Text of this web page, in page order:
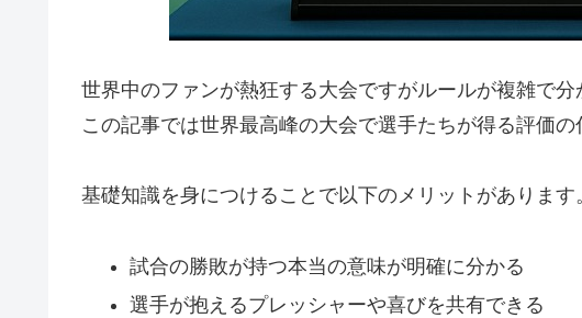
世界中のファンが熱狂する大会ですがルールが複雑で分
この記事では世界最高峰の大会で選手たちが得る評価の
基礎知識を身につけることで以下のメリットがあります
試合の勝敗が持つ本当の意味が明確に分かる
選手が抱えるプレッシャーや喜びを共有できる